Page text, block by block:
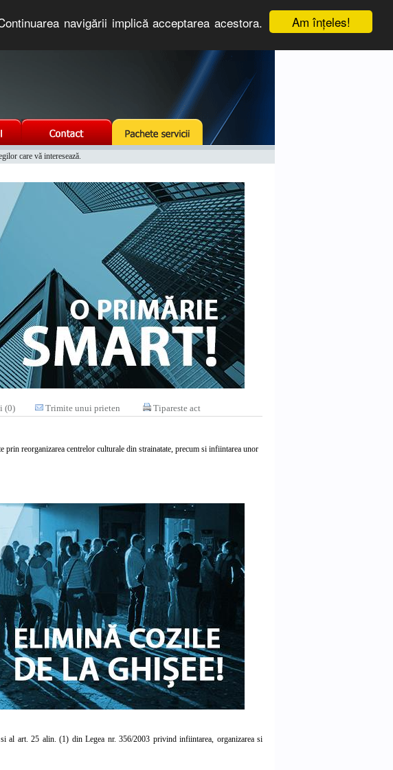
Am înţeles!
navigării implică acceptarea acestora.
care vă interesează.
(0) Trimite unui prieten Tipareste act
reorganizarea centrelor culturale din strainatate, precum si infiintarea unor
art. 25 alin. (1) din Legea nr. 356/2003 privind infiintarea, organizarea si